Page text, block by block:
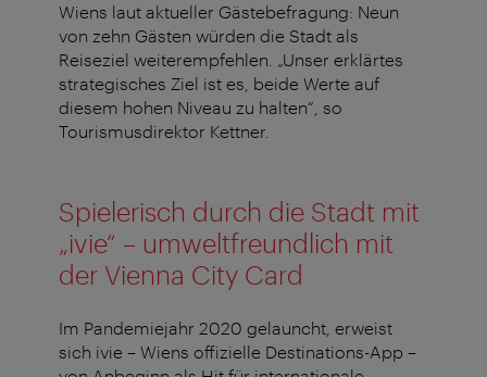
Wiens laut aktueller Gästebefragung: Neun
von zehn Gästen würden die Stadt als
Reiseziel weiterempfehlen. „Unser erklärtes
strategisches Ziel ist es, beide Werte auf
diesem hohen Niveau zu halten“, so
Tourismusdirektor Kettner.
Spielerisch durch die Stadt mit
„ivie“ – umweltfreundlich mit
der Vienna City Card
Im Pandemiejahr 2020 gelauncht, erweist
sich ivie – Wiens offizielle Destinations-App –